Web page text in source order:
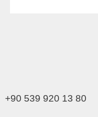
+90 539 920 13 80